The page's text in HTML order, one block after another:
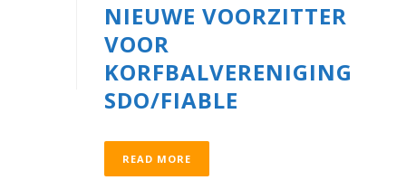
NIEUWE VOORZITTER
VOOR
KORFBALVERENIGING
SDO/FIABLE
READ MORE